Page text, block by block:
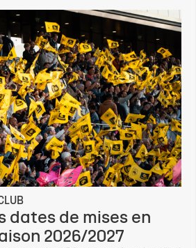
dates de mises en
2026/2027